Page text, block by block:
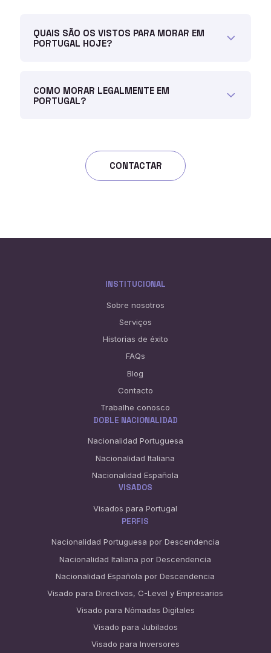
QUAIS SÃO OS VISTOS PARA MORAR EM
PORTUGAL HOJE?
COMO MORAR LEGALMENTE EM
PORTUGAL?
CONTACTAR
INSTITUCIONAL
Sobre nosotros
Serviços
Historias de éxito
FAQs
Blog
Contacto
Trabalhe conosco
DOBLE NACIONALIDAD
Nacionalidad Portuguesa
Nacionalidad Italiana
Nacionalidad Española
VISADOS
Visados para Portugal
PERFIS
Nacionalidad Portuguesa por Descendencia
Nacionalidad Italiana por Descendencia
Nacionalidad Española por Descendencia
Visado para Directivos, C-Level y Empresarios
Visado para Nómadas Digitales
Visado para Jubilados
Visado para Inversores